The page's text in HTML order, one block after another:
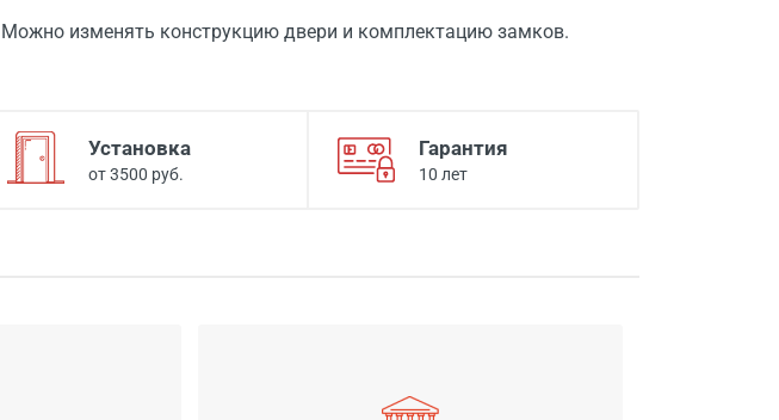
Можно изменять конструкцию двери и комплектацию замков.
Установка
от 3500 руб.
Гарантия
10 лет